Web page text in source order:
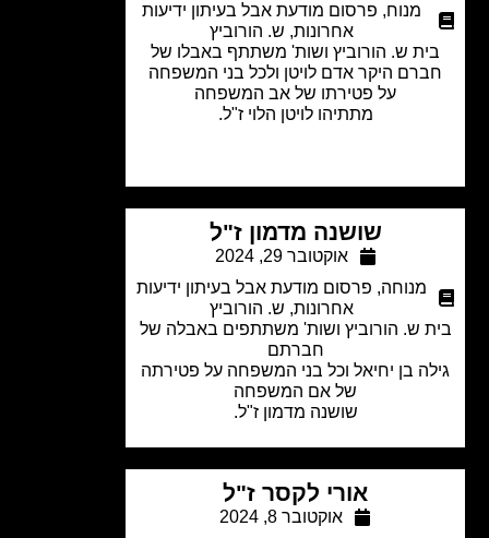
מנוח,
פרסום מודעת אבל בעיתון ידיעות
אחרונות,ש. הורוביץ
ש. הורוביץ ושות' משתתף באבלו של
היקר אדם לויטן ולכל בני המשפחה
על פטירתו של אב המשפחה
מתתיהו לויטן הלוי ז"ל.
שושנה מדמון ז"ל
אוקטובר 29, 2024
מנוחה
פרסום מודעת אבל בעיתון ידיעות
אחרונות,ש. הורוביץ
ש. הורוביץ ושות' משתתפים באבלה של
בן יחיאל וכל בני המשפחהעל פטירתה
של אם המשפחה
שושנה מדמון ז"ל.
אורי לקסר ז"ל
אוקטובר 8, 2024